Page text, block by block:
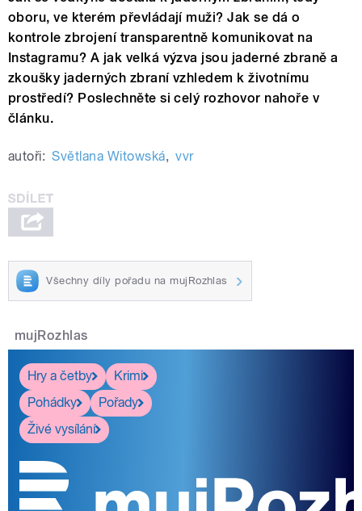
oboru, ve kterém převládají muži? Jak se dá o
kontrole zbrojení transparentně komunikovat na
Instagramu? A jak velká výzva jsou jaderné zbraně a
zkoušky jaderných zbraní vzhledem k životnímu
prostředí? Poslechněte si celý rozhovor nahoře v
článku.
autoři: Světlana Witowská, vvr
Všechny díly pořadu na mujRozhlas
mujRozhlas
Hry a četby
Krimi
Pohádky
Pořady
Živé vysílání